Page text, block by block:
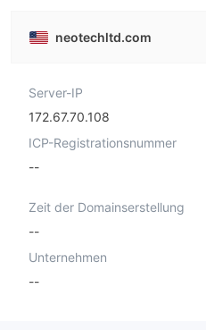
neotechltd.com
Server-IP
172.67.70.108
ICP-Registrationsnummer
--
Zeit der Domainserstellung
--
Unternehmen
--